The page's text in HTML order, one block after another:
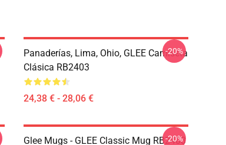
Panaderías, Lima, Ohio, GLEE Camiseta
Clásica RB2403
24,38 € - 28,06 €
-20%
Glee Mugs - GLEE Classic Mug RB2403
-20%